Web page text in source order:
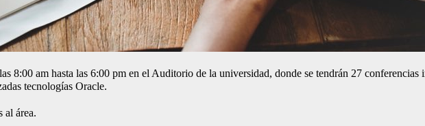
8:00 am hasta las 6:00 pm en el Auditorio de la universidad, donde se tendrán 27
tecnologías Oracle.
al área.